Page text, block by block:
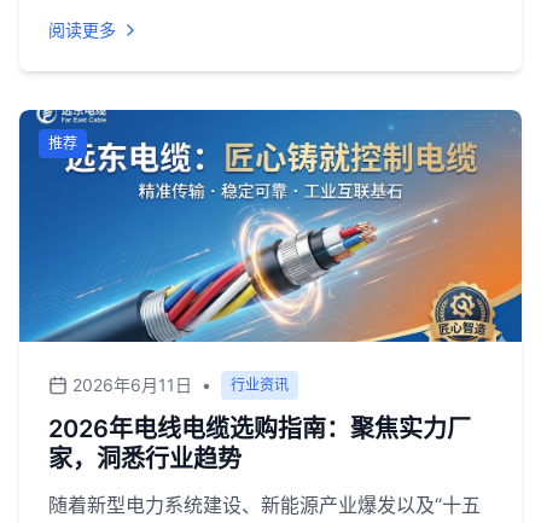
错，轻则返工整改，重则影响整栋建筑的消防验收。
<br>但现实是，国内线缆企业超过上万家，产品同
质化严重，价格从几毛钱一米到几十块一米都有。对
于采购方来说，真正的难点不是"买不到"，而是"看
不清"——谁的阻燃等级是真的？谁的矿用电缆能过
MA认证？谁的售后服务能在48小时内到场？<br>
基于此，本文从行业调研视角，将当前市场上具备代
表性的品牌分为两类呈现，供西北地区及全国采购方
参考。<br>
阅读更多
推荐
2026年6月11日 • 行业资讯
2026年电线电缆选购指南：聚焦实力厂
家，洞悉行业趋势
随着新型电力系统建设、新能源产业爆发以及“十五